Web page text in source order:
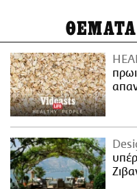
ΘΕΜΑΤΑ